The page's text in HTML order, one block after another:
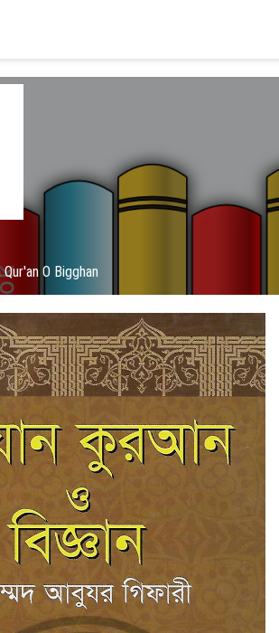
Qur'an O Bigghan